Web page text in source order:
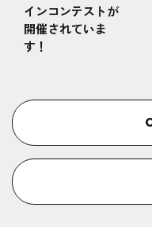
インコンテストが
開催されていま
す！